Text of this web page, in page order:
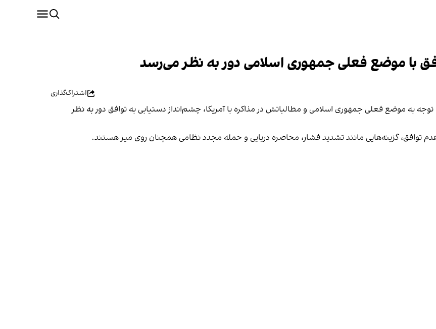
با موضع فعلی جمهوری اسلامی دور به نظر می‌رسد
اشتراک‌گذاری
به موضع فعلی جمهوری اسلامی و مطالباتش در مذاکره با آمریکا، چشم‌انداز دستیابی به توافق دور به نظر
عدم توافق، گزینه‌هایی مانند تشدید فشار، محاصره دریایی و حمله مجدد نظامی همچنان روی میز هستند.